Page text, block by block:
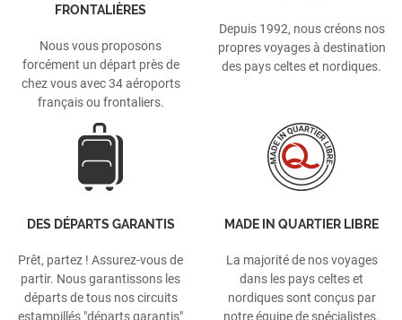
FRONTALIÈRES
Nous vous proposons
forcément un départ près de
chez vous avec 34 aéroports
français ou frontaliers.
Depuis 1992, nous créons nos
propres voyages à destination
des pays celtes et nordiques.
DES DÉPARTS GARANTIS
Prêt, partez ! Assurez-vous de
partir. Nous garantissons les
départs de tous nos circuits
estampillés "départs garantis"
MADE IN QUARTIER LIBRE
La majorité de nos voyages
dans les pays celtes et
nordiques sont conçus par
notre équipe de spécialistes.